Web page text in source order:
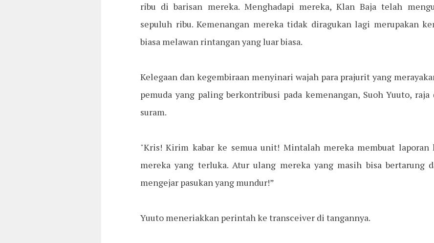
ribu di barisan mereka. Menghadapi mereka, Klan Baja telah
sepuluh ribu. Kemenangan mereka tidak diragukan lagi merupakan
biasa melawan rintangan yang luar biasa.
Kelegaan dan kegembiraan menyinari wajah para prajurit yang
pemuda yang paling berkontribusi pada kemenangan, Suoh Yuuto,
suram.
"Kris! Kirim kabar ke semua unit! Mintalah mereka membuat laporan
mereka yang terluka. Atur ulang mereka yang masih bisa bertarung
mengejar pasukan yang mundur!”
Yuuto meneriakkan perintah ke transceiver di tangannya.